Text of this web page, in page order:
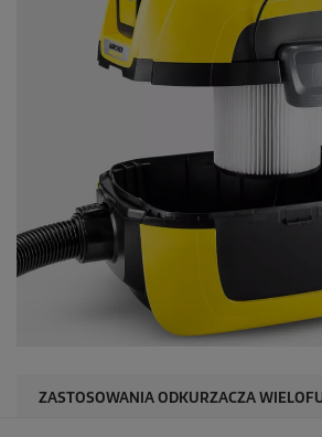
ZASTOSOWANIA ODKURZACZA